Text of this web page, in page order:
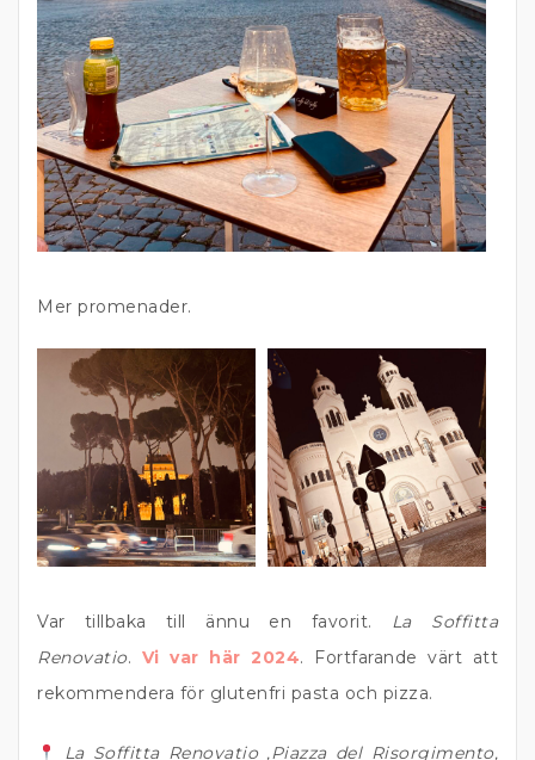
Mer promenader.
Var tillbaka till ännu en favorit. La Soffitta
Renovatio. Vi var här 2024. Fortfarande värt att
rekommendera för glutenfri pasta och pizza.
La Soffitta Renovatio ,Piazza del Risorgimento,